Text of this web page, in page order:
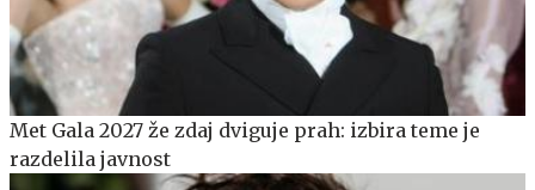
Met Gala 2027 že zdaj dviguje prah: izbira teme je
razdelila javnost